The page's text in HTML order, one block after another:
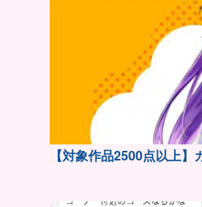
【対象作品2500点以上